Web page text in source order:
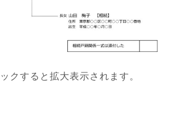
クすると拡大表示されます。